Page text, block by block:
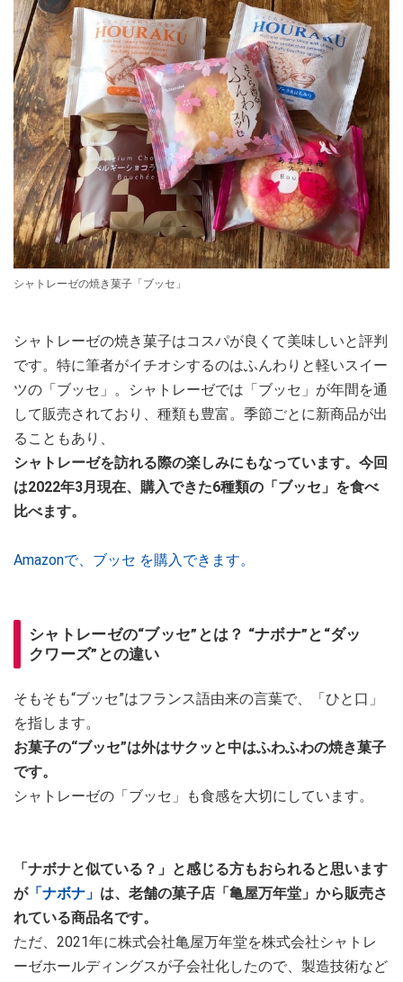
シャトレーゼの焼き菓子「ブッセ」
シャトレーゼの焼き菓子はコスパが良くて美味しいと評判
です。特に筆者がイチオシするのはふんわりと軽いスイー
ツの「ブッセ」。シャトレーゼでは「ブッセ」が年間を通
して販売されており、種類も豊富。季節ごとに新商品が出
ることもあり、
シャトレーゼを訪れる際の楽しみにもなっています。今回
は2022年3月現在、購入できた6種類の「ブッセ」を食べ
比べます。
Amazonで、ブッセ を購入できます。
シャトレーゼの“ブッセ”とは？ “ナボナ”と“ダッ
クワーズ”との違い
そもそも“ブッセ”はフランス語由来の言葉で、「ひと口」
を指します。
お菓子の“ブッセ”は外はサクッと中はふわふわの焼き菓子
です。
シャトレーゼの「ブッセ」も食感を大切にしています。
「ナボナと似ている？」と感じる方もおられると思います
が「ナボナ」 は、老舗の菓子店「亀屋万年堂」から販売さ
れている商品名です。
ただ、2021年に株式会社亀屋万年堂を株式会社シャトレ
ーゼホールディングスが子会社化したので、製造技術など